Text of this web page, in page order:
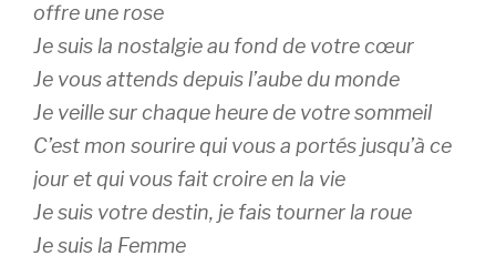
offre une rose
Je suis la nostalgie au fond de votre cœur
Je vous attends depuis l’aube du monde
Je veille sur chaque heure de votre sommeil
C’est mon sourire qui vous a portés jusqu’à ce
jour et qui vous fait croire en la vie
Je suis votre destin, je fais tourner la roue
Je suis la Femme